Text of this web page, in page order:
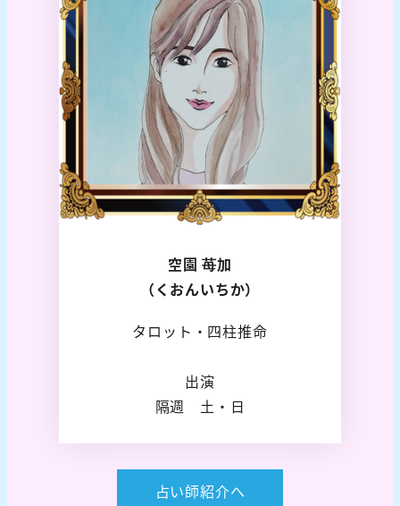
空園 苺加
（くおんいちか）
タロット・四柱推命
出演
隔週 土・日
占い師紹介へ